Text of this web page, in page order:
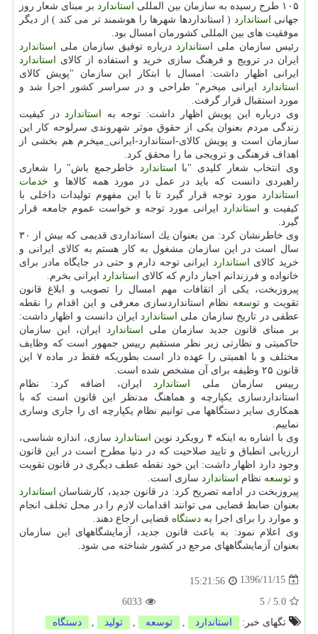
۱۰۵ طرح رسیده به سازمان بین المللی
استانداردبر مبنای شعار روز
جهانی
استاندارد ( استانداردها شهرها را هوشمند تر می كند ) از دیگر
موفقیت های بین المللی كشورمان امسال بود.
رئیس سازمان ملی
استاندارد درباره توفیق سازمان ملی
استاندارد
ایران در ترویج و فرهنگ سازی خرید و استفاده از كالای
استاندارد
ایرانی اظهار داشت: امسال با ابتكار این سازمان "پویش كالای
استاندارد ایرانی میخرم" طراحی و در سراسر كشور اجرا شد و
مورد استقبال قرار گرفت.
وی درباره این پویش اظهار داشت: توجه به
استاندارددر كیفیت
زندگی مردم بعنوان یكی از حقوق موثر شهروندی سرلوحه كار این
سازمان است و پویش كالای-استاندارد-ایرانی_میخرم هم بخشی از
اهداف فرهنگی و ترویجی ما را محقق كرد.
وی انتخاب شعار كلیدی "با
استاندارد خاطرجمع باش" را شعاری
راهبردی دانست كه باید در عمل در مورد همه كالاها و خدمات
استاندارد مورد توجه قرار گیرد تا با این مفهوم تولیدات داخلی با
كیفیت و
استاندارد ایرانی مورد توجه و خواست عموم جامعه قرار
گیرد.
وی خاطرنشان كرد: من بعنوان یك استانداردی قدیمی كه بیش از ۳۰
سال است در این سازمان مشغول به كار هستم به كالای ایرانی و
خرید كالای
استاندارد ایرانی توجه دارم و حتی در جایگاه مادر برای
خانواده و فرزندانم اجبار دارم كه كالای
استاندارد ایرانی بخرم.
پیروزبخت، یكی از اتقافات مهم امسال را تصویب و ابلاغ قانون
تقویت و توسعه نظام استانداردسازی معرفی و این اقدام را نقطه
عطفی در تاریخ سازمان ملی
استاندارد ایران دانست و اظهار داشت:
بر مبنای قانون جدید سازمان ملی
استاندارد ایران، این سازمان
حاكمیتی و نظارتی زیر نظر مستقیم رییس جمهور است كه وظایف
مختلف و با اهمیتی را عهده دار است بطوریكه فقط در ماده ۷ این
قانون ۲۵ وظیفه برای آن مشخص شده است.
رییس سازمان ملی
استانداردایران، اضافه كرد: نظام
استانداردسازی یكپارچه و هماهنگ مدنظر این قانون است كه با
همكاری سایر دستگاهها می توانیم نظام یكپارچه ای را جاری وساری
نماییم.
وی با اشاره به اینكه ۴ رویكرد نوین
استاندارد سازی، اندازه شناسی،
ارزیابی انطباق و تایید صلاحیت كه در دنیا مطرح است در این قانون
وجود دارد اظهار داشت: این خود نقطه عطف دیگری در قانون تقویت
و توسعه نظام استاندارد سازی است.
پیروزبخت در ادامه تصریح كرد: در قانون جدید، كارشناسان
استاندارد
بعنوان ضابط قضایی می توانند اقدامات لازم را در محل تخلف انجام
و موارد را برای اجرا به دستگاه قضایی ارجاع دهند.
وی اعلام نمود: به باعث قانون جدید، آزمایشگاههای این سازمان
بعنوان آزمایشگاههای مرجع در كشور شناخته می شود.
1396/11/15
15:21:56
5.0
/
5
6033
تگهای خبر:
استاندارد توسعه تولید دستگاه